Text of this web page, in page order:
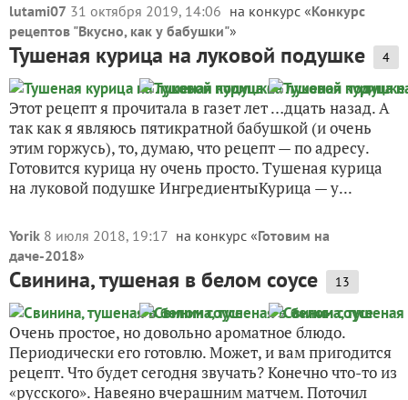
lutami07 31 октября 2019, 14:06 на конкурс «Конкурс
рецептов "Вкусно, как у бабушки"»
Тушеная курица на луковой подушке 4
Этот рецепт я прочитала в газет лет …дцать назад. А
так как я являюсь пятикратной бабушкой (и очень
этим горжусь), то, думаю, что рецепт — по адресу.
Готовится курица ну очень просто. Тушеная курица
на луковой подушке ИнгредиентыКурица — у...
Yorik 8 июля 2018, 19:17 на конкурс «Готовим на
даче-2018»
Свинина, тушеная в белом соусе 13
Очень простое, но довольно ароматное блюдо.
Периодически его готовлю. Может, и вам пригодится
рецепт. Что будет сегодня звучать? Конечно что-то из
«русского». Навеяно вчерашним матчем. Поточил